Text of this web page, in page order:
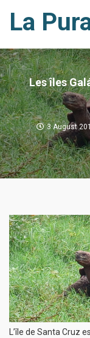
content
La
Les îles
3 August
L’île de Santa Cruz